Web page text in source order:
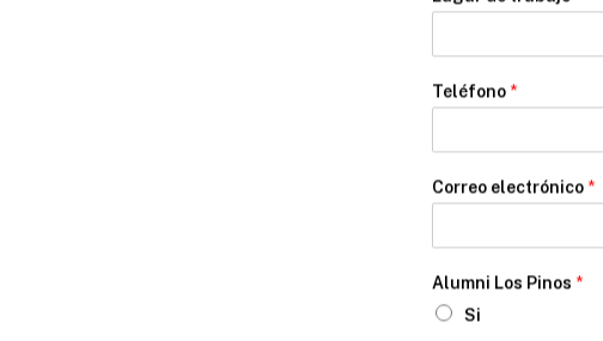
Teléfono *
Correo electrónico *
Alumni Los Pinos *
Si